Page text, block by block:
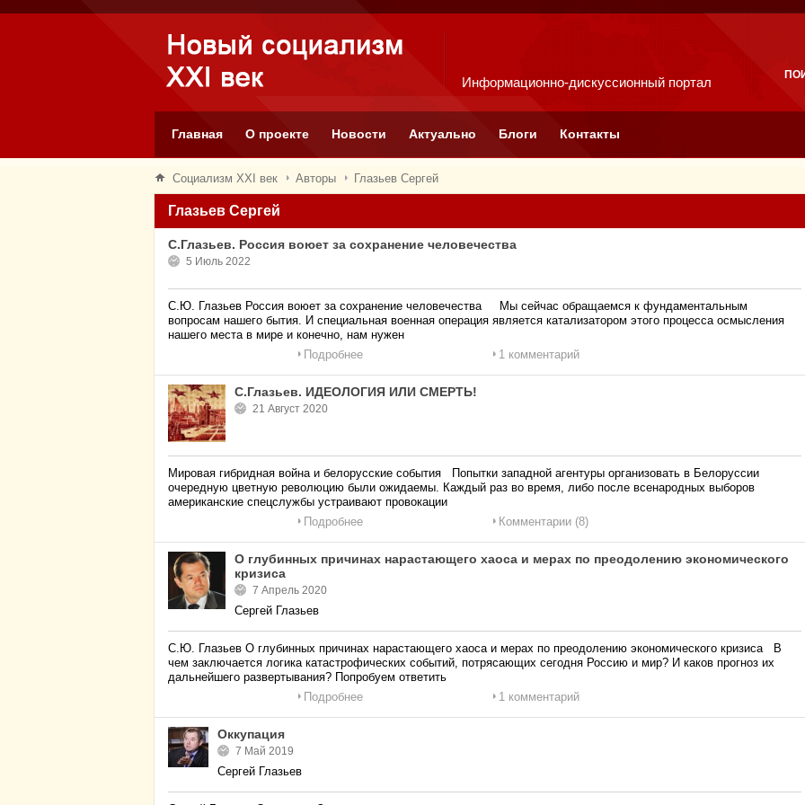
Информационно-дискуссионный портал
Главная О проекте Новости Актуально Блоги Контакты
Социализм XXI век Авторы Глазьев Сергей
Глазьев Сергей
С.Глазьев. Россия воюет за сохранение человечества
5 Июль 2022
С.Ю. Глазьев Россия воюет за сохранение человечества Мы сейчас обращаемся к фундаментальным
вопросам нашего бытия. И специальная военная операция является катализатором этого процесса осмысления
нашего места в мире и конечно, нам нужен
Подробнее
1 комментарий
С.Глазьев. ИДЕОЛОГИЯ ИЛИ СМЕРТЬ!
21 Август 2020
Мировая гибридная война и белорусские события Попытки западной агентуры организовать в Белоруссии
очередную цветную революцию были ожидаемы. Каждый раз во время, либо после всенародных выборов
американские спецслужбы устраивают провокации
Подробнее
Комментарии (8)
О глубинных причинах нарастающего хаоса и мерах по преодолению экономического
кризиса
7 Апрель 2020
Сергей Глазьев
С.Ю. Глазьев О глубинных причинах нарастающего хаоса и мерах по преодолению экономического кризиса В
чем заключается логика катастрофических событий, потрясающих сегодня Россию и мир? И каков прогноз их
дальнейшего развертывания? Попробуем ответить
Подробнее
1 комментарий
Оккупация
7 Май 2019
Сергей Глазьев